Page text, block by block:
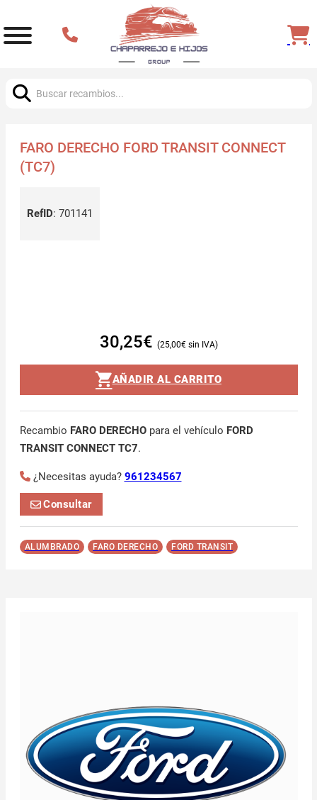
FARO DERECHO FORD TRANSIT CONNECT
(TC7)
RefID: 701141
30,25€ 25,00€
AÑADIR AL CARRITO
Recambio FARO DERECHOpara el vehículo FORD
TRANSIT CONNECT TC7.
¿Necesitas ayuda? 961234567
Consultar
ALUMBRADO FARO DERECHO FORD TRANSIT